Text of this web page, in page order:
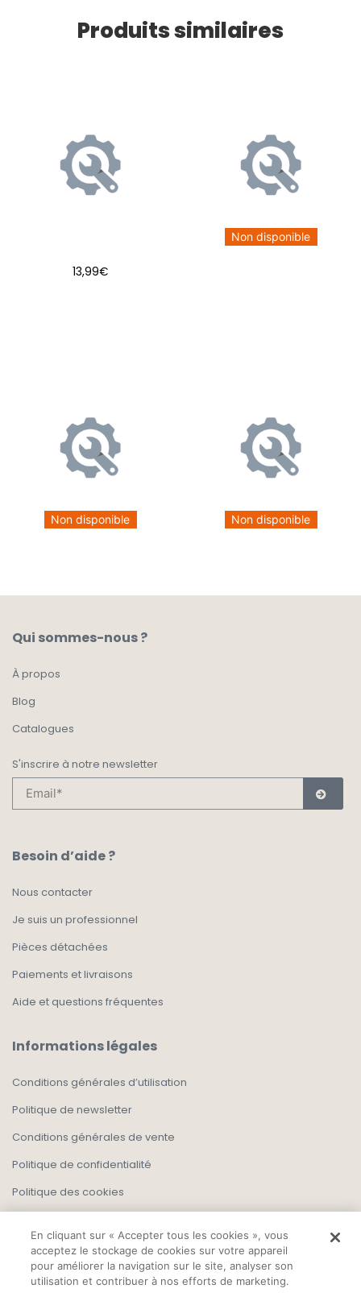
Produits similaires
13,99€
Non disponible
Non disponible Non disponible
Qui sommes-nous ?
À propos
Blog
Catalogues
S'inscrire à notre newsletter
Besoin d’aide ?
Nous contacter
Je suis un professionnel
Pièces détachées
Paiements et livraisons
Aide et questions fréquentes
Informations légales
Conditions générales d’utilisation
Politique de newsletter
Conditions générales de vente
Politique de confidentialité
Politique des cookies
En cliquant sur « Accepter tous les cookies », vous
acceptez le stockage de cookies sur votre appareil
pour améliorer la navigation sur le site, analyser son
utilisation et contribuer à nos efforts de marketing.